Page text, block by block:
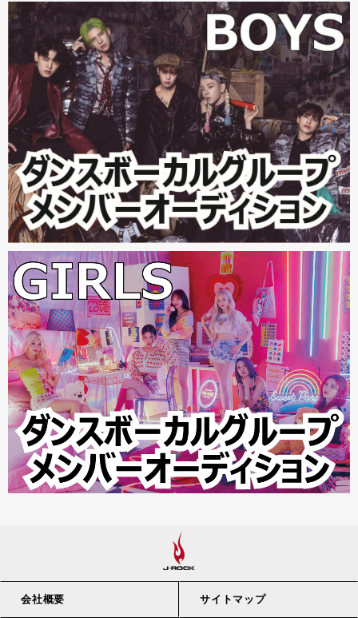
会社概要 サイトマップ